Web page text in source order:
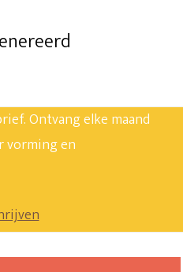
Ontvang elke maand
vorming en